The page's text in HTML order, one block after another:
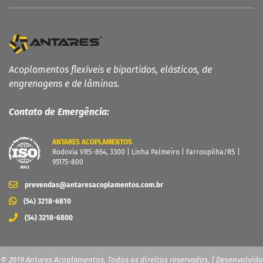
Acoplamentos flexíveis e bipartidos, elásticos, de
engrenagens e de lâminas.
Contato de Emergência:
ANTARES ACOPLAMENTOS
Rodovia VRS-864, 3300 | Linha Palmeiro | Farroupilha/RS |
95175-800
prevendas@antaresacoplamentos.com.br
(54) 3218-6810
(54) 3218-6800
Fale conosco
© 2019 Antares Acoplamentos. Todos os direitos reservados. | Desenvolvido